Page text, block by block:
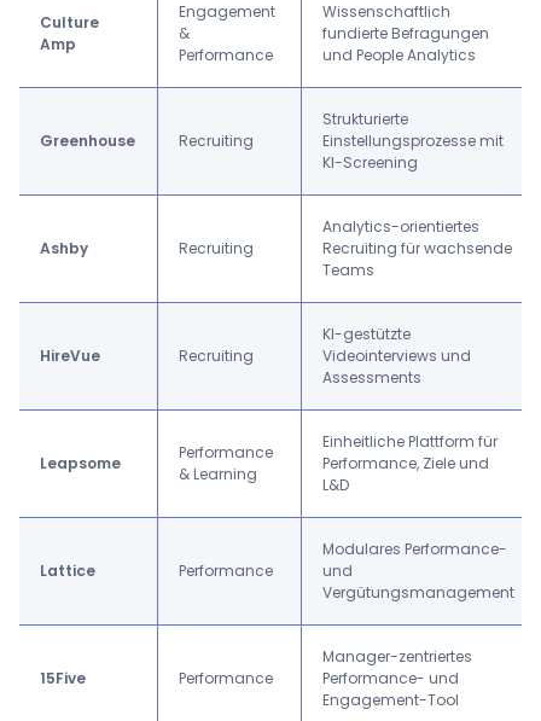
Culture
Amp
Engagement
&
Performance
Wissenschaftlich
fundierte Befragungen
und People Analytics
Greenhouse Recruiting
Strukturierte
Einstellungsprozesse mit
KI-Screening
Ashby Recruiting
Analytics-orientiertes
Recruiting für wachsende
Teams
HireVue Recruiting
KI-gestützte
Videointerviews und
Assessments
Leapsome
Performance
& Learning
Einheitliche Plattform für
Performance, Ziele und
L&D
Lattice Performance
Modulares Performance-
und
Vergütungsmanagement
15Five Performance
Manager-zentriertes
Performance- und
Engagement-Tool